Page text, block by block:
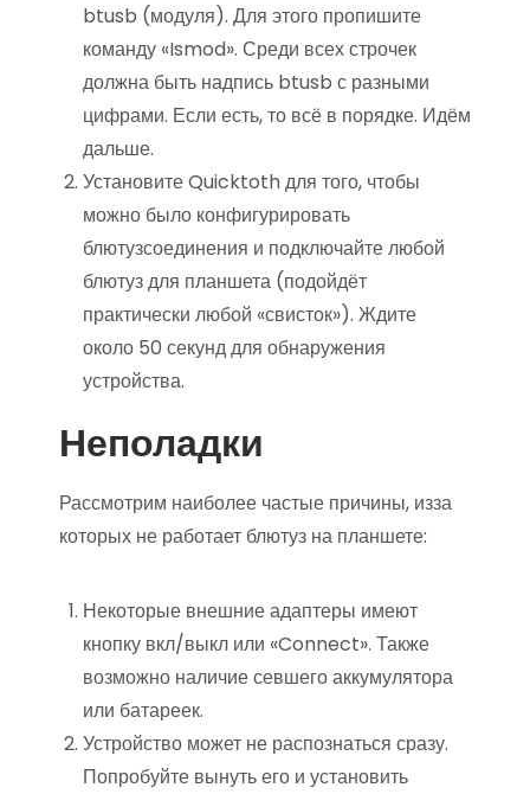
btusb (модуля). Для этого пропишите
команду «Ismod». Среди всех строчек
должна быть надпись btusb с разными
цифрами. Если есть, то всё в порядке. Идём
дальше.
Установите Quicktoth для того, чтобы
можно было конфигурировать
блютузсоединения и подключайте любой
блютуз для планшета (подойдёт
практически любой «свисток»). Ждите
около 50 секунд для обнаружения
устройства.
Неполадки
Рассмотрим наиболее частые причины, изза
которых не работает блютуз на планшете:
Некоторые внешние адаптеры имеют
кнопку вкл/выкл или «Connect». Также
возможно наличие севшего аккумулятора
или батареек.
Устройство может не распознаться сразу.
Попробуйте вынуть его и установить